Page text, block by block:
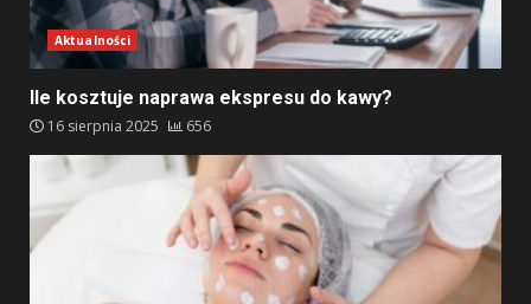
Aktualności
Ile kosztuje naprawa ekspresu do kawy?
16 sierpnia 2025 656